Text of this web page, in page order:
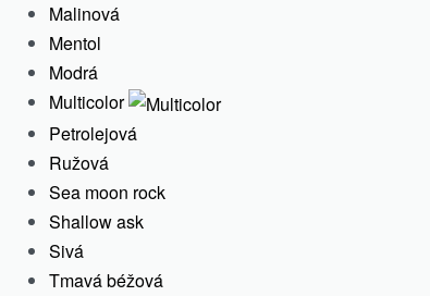
Malinová
Mentol
Modrá
Multicolor
Petrolejová
Ružová
Sea moon rock
Shallow ask
Sivá
Tmavá béžová